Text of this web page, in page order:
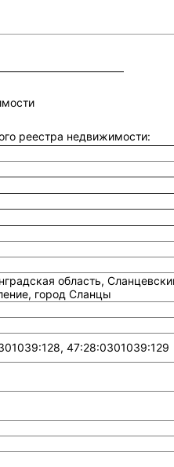
реестра недвижимости:
область,
город Сланцы
47:28:0301039:129